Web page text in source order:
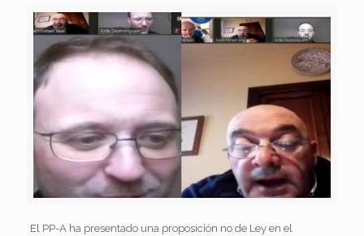
El PP-A ha presentado una proposición no de Ley en el